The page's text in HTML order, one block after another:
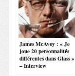
James McAvoy : « Je
joue 20 personnalités
différentes dans Glass »
– Interview